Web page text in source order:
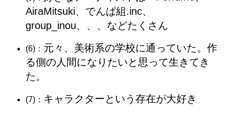
AiraMitsuki、でんぱ組.inc、
group_inou、、、などたくさん
(6)： 元々、美術系の学校に通っていた。作
る側の人間になりたいと思って生きてき
た。
(7)： キャラクターという存在が大好き